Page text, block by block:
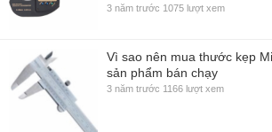
3 năm trước 1075 lượt xem
Vì sao nên mua thước kẹp
sản phẩm bán chạy
3 năm trước 1166 lượt xem